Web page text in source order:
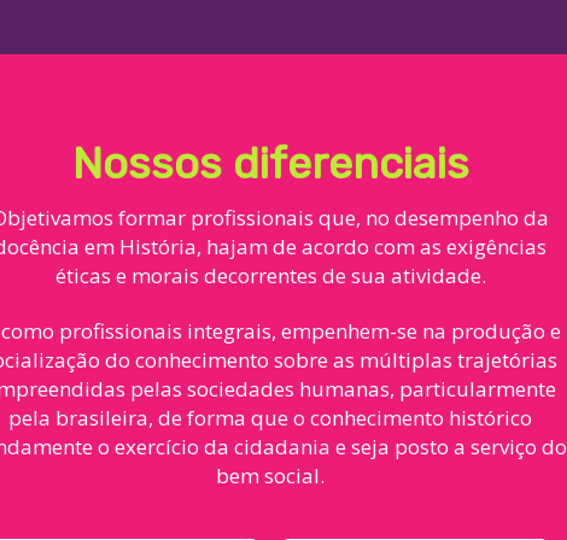
Nossos diferenciais
formar profissionais que, no desempenho da
em História, hajam de acordo com as exigências
éticas e morais decorrentes de sua atividade.
como profissionais integrais, empenhem-se na produção e
do conhecimento sobre as múltiplas trajetórias
pelas sociedades humanas, particularmente
pela brasileira, de forma que o conhecimento histórico
o exercício da cidadania e seja posto a serviço do
bem social.